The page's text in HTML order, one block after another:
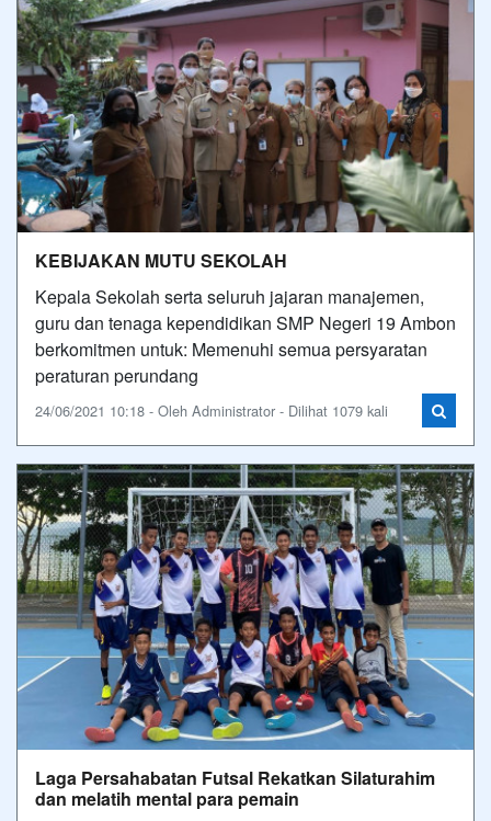
KEBIJAKAN MUTU SEKOLAH
Kepala Sekolah serta seluruh jajaran manajemen,
guru dan tenaga kependidikan SMP Negeri 19 Ambon
berkomitmen untuk: Memenuhi semua persyaratan
peraturan perundang
24/06/2021 10:18 - Oleh Administrator - Dilihat 1079 kali
Laga Persahabatan Futsal Rekatkan Silaturahim
dan melatih mental para pemain